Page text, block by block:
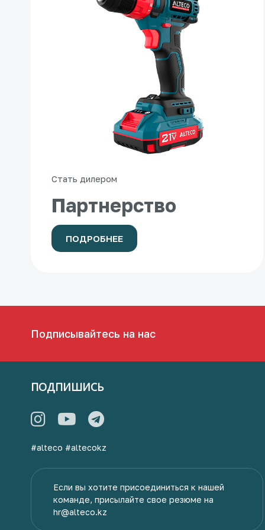
Стать дилером
Партнерство
ПОДРОБНЕЕ
Подписывайтесь на нас
ПОДПИШИСЬ
#alteco #altecokz
Если вы хотите присоединиться к нашей
команде, присылайте свое резюме на
hr@alteco.kz